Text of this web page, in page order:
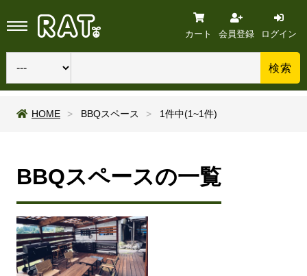
検索
カート 会員登録 ログイン
HOME BBQスペース 1件中(1~1件)
BBQスペースの一覧